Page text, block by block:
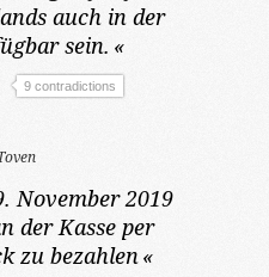
auch in der
sein. «
9 contradictions
November 2019
der Kasse per
zu bezahlen«